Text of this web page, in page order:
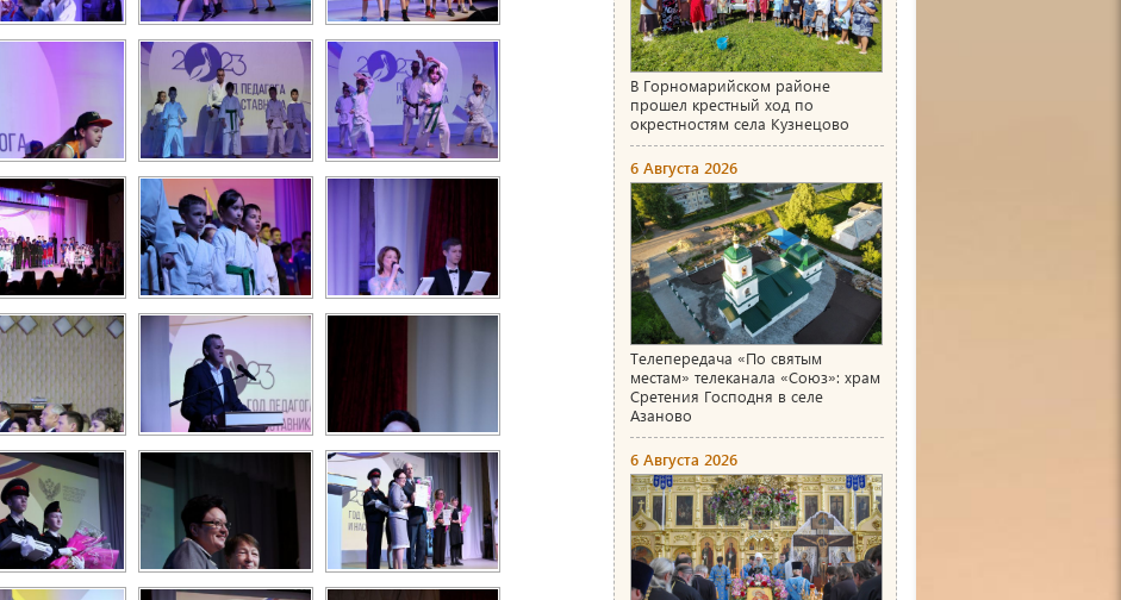
В Горномарийском районе
прошел крестный ход по
окрестностям села Кузнецово
6 Августа 2026
Телепередача «По святым
местам» телеканала «Союз»: храм
Сретения Господня в селе
Азаново
6 Августа 2026